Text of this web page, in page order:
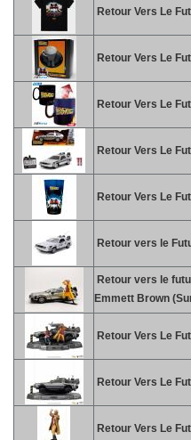
Retour Vers Le
Retour Vers Le
Retour Vers Le
Retour Vers Le
Retour Vers Le
Retour vers le
Retour vers le
Emmett Brown
Retour Vers Le
Retour Vers Le
Retour Vers Le